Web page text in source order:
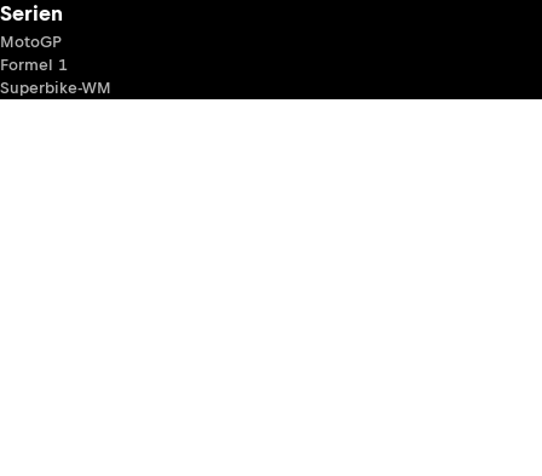
Serien
MotoGP
Formel 1
Superbike-WM